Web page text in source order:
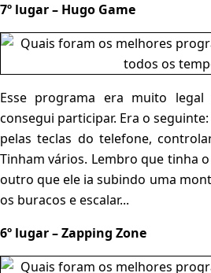
7º lugar – Hugo Game
Esse programa era muito legal
consegui participar. Era o
pelas teclas do telefone,
Tinham vários. Lembro que tinha
outro que ele ia subindo uma
os buracos e escalar...
6º lugar – Zapping Zone